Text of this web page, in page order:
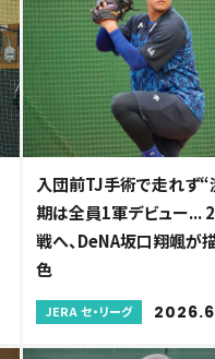
入団前TJ手術で走れず“
期は全員1軍デビュー...
戦へ、DeNA坂口翔颯が
色
JERA セ・リーグ